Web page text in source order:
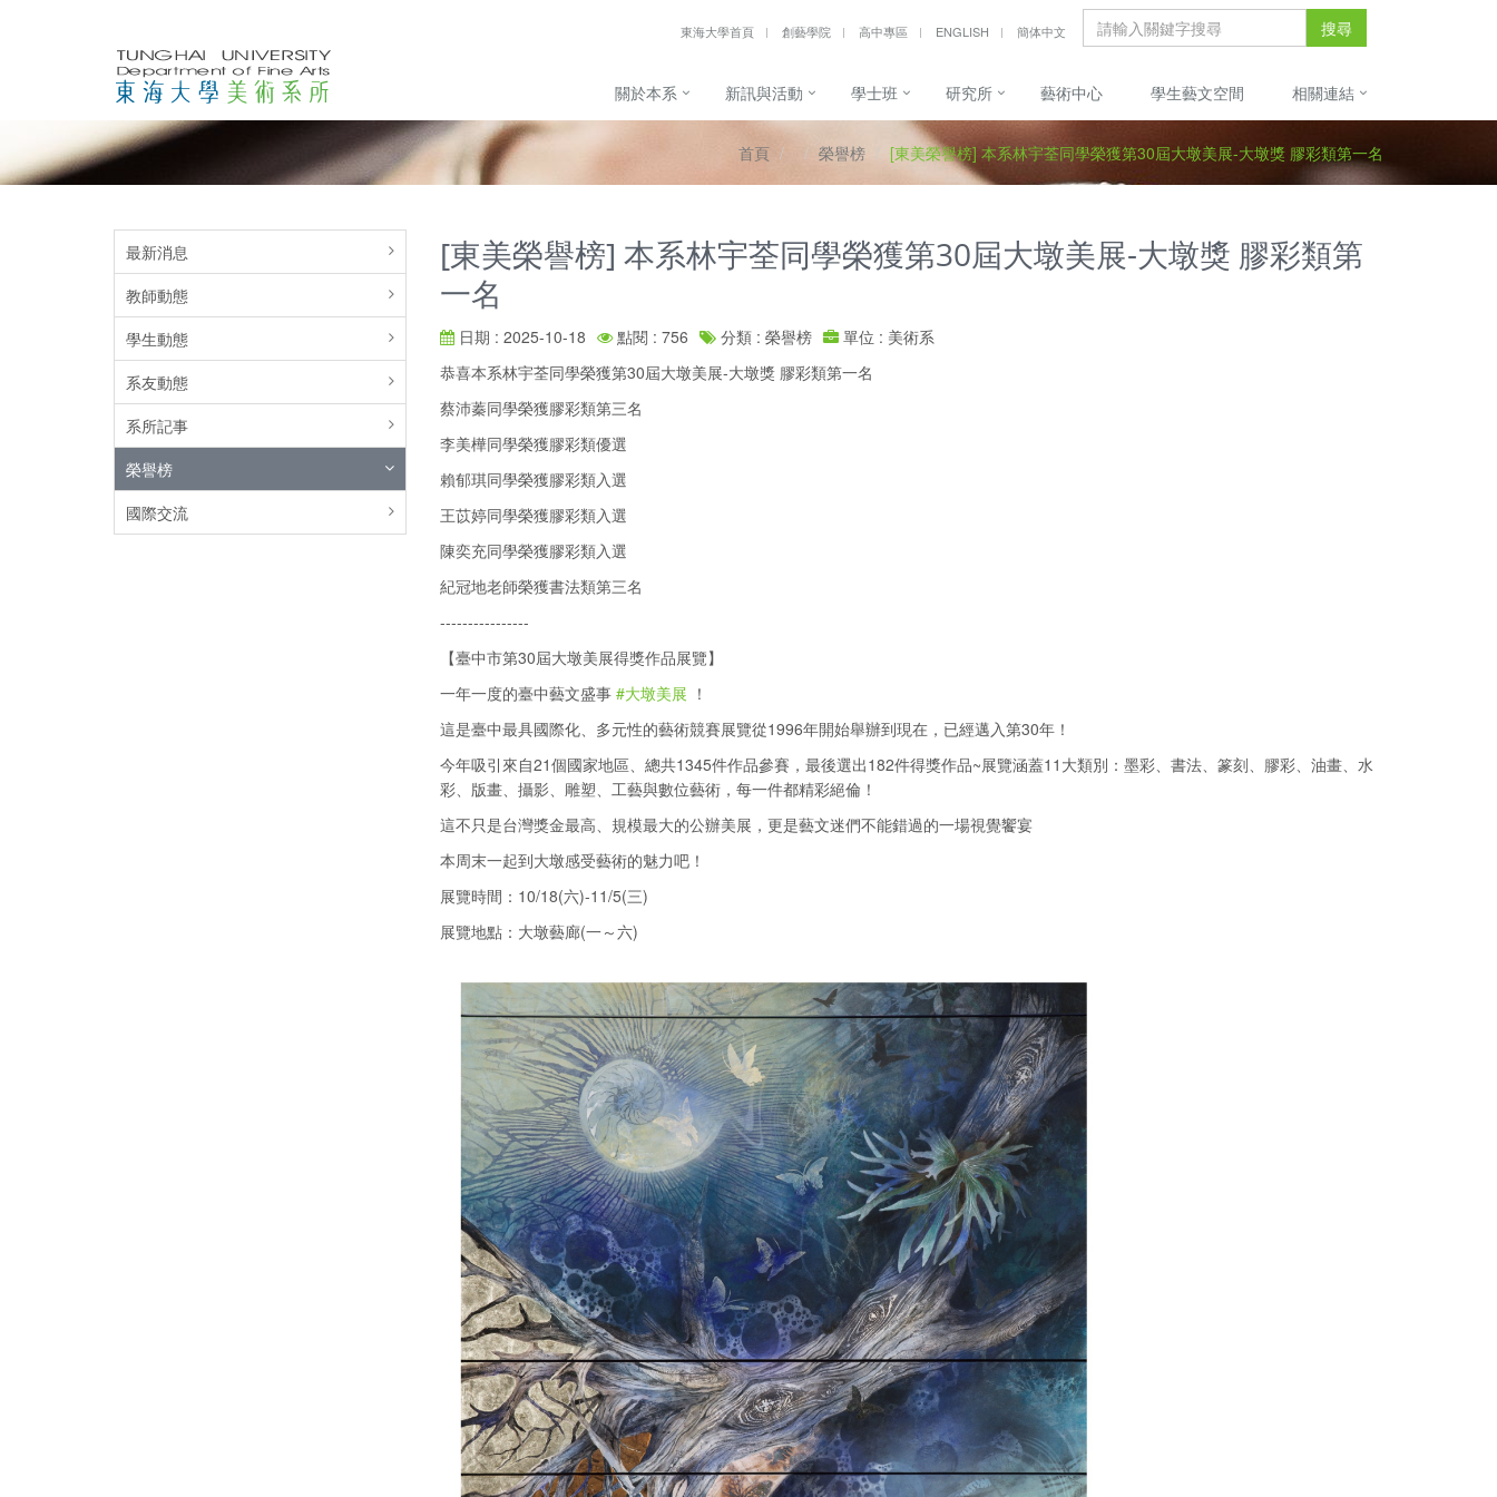
東海大學首頁 創藝學院 高中專區 ENGLISH 簡体中文 搜尋
關於本系 新訊與活動 學士班 研究所 藝術中心 學生藝文空間 相關連結
首頁 榮譽榜 [東美榮譽榜] 本系林宇荃同學榮獲第30屆大墩美展-大墩獎 膠彩類第一名
最新消息
教師動態
學生動態
系友動態
系所記事
榮譽榜
國際交流
[東美榮譽榜] 本系林宇荃同學榮獲第30屆大墩美展-大墩獎 膠彩類第
一名
日期 : 2025-10-18 點閱 : 756 分類 : 榮譽榜
單位 : 美術系
恭喜本系林宇荃同學榮獲第30屆大墩美展-大墩獎 膠彩類第一名
蔡沛蓁同學榮獲膠彩類第三名
李美樺同學榮獲膠彩類優選
賴郁琪同學榮獲膠彩類入選
王苡婷同學榮獲膠彩類入選
陳奕充同學榮獲膠彩類入選
紀冠地老師榮獲書法類第三名
----------------
【臺中市第30屆大墩美展得獎作品展覽】
一年一度的臺中藝文盛事 #大墩美展 ！
這是臺中最具國際化、多元性的藝術競賽展覽從1996年開始舉辦到現在，已經邁入第30年！
今年吸引來自21個國家地區、總共1345件作品參賽，最後選出182件得獎作品~展覽涵蓋11大類別：墨彩、書法、篆刻、膠彩、油畫、水
彩、版畫、攝影、雕塑、工藝與數位藝術，每一件都精彩絕倫！
這不只是台灣獎金最高、規模最大的公辦美展，更是藝文迷們不能錯過的一場視覺饗宴
本周末一起到大墩感受藝術的魅力吧！
展覽時間：10/18(六)-11/5(三)
展覽地點：大墩藝廊(一～六)